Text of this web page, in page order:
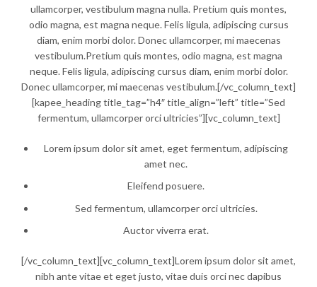
ullamcorper, vestibulum magna nulla. Pretium quis montes,
odio magna, est magna neque. Felis ligula, adipiscing cursus
diam, enim morbi dolor. Donec ullamcorper, mi maecenas
vestibulum.Pretium quis montes, odio magna, est magna
neque. Felis ligula, adipiscing cursus diam, enim morbi dolor.
Donec ullamcorper, mi maecenas vestibulum.[/vc_column_text]
[kapee_heading title_tag=”h4″ title_align=”left” title=”Sed
fermentum, ullamcorper orci ultricies”][vc_column_text]
Lorem ipsum dolor sit amet, eget fermentum, adipiscing
amet nec.
Eleifend posuere.
Sed fermentum, ullamcorper orci ultricies.
Auctor viverra erat.
[/vc_column_text][vc_column_text]Lorem ipsum dolor sit amet,
nibh ante vitae et eget justo, vitae duis orci nec dapibus